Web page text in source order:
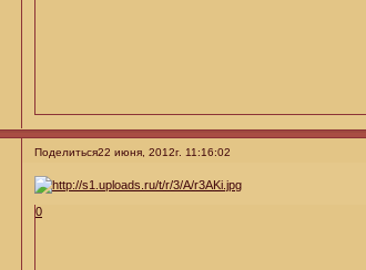
Поделиться22 июня, 2012г. 11:16:02
0